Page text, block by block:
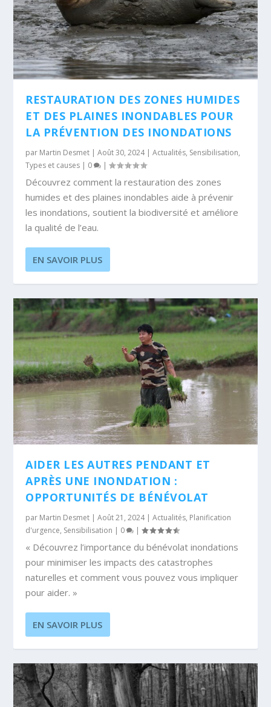
RESTAURATION DES ZONES HUMIDES
ET DES PLAINES INONDABLES POUR
LA PRÉVENTION DES INONDATIONS
par Martin Desmet |Août 30, 2024|Actualités, Sensibilisation,
Types et causes | 0 |
Découvrez comment la restauration des zones
humides et des plaines inondables aide à prévenir
les inondations, soutient la biodiversité et améliore
la qualité de l’eau.
EN SAVOIR PLUS
AIDER LES AUTRES PENDANT ET
APRÈS UNE INONDATION :
OPPORTUNITÉS DE BÉNÉVOLAT
par Martin Desmet |Août 21, 2024|Actualités, Planification
d'urgence, Sensibilisation | 0 |
« Découvrez l’importance du bénévolat inondations
pour minimiser les impacts des catastrophes
naturelles et comment vous pouvez vous impliquer
pour aider. »
EN SAVOIR PLUS